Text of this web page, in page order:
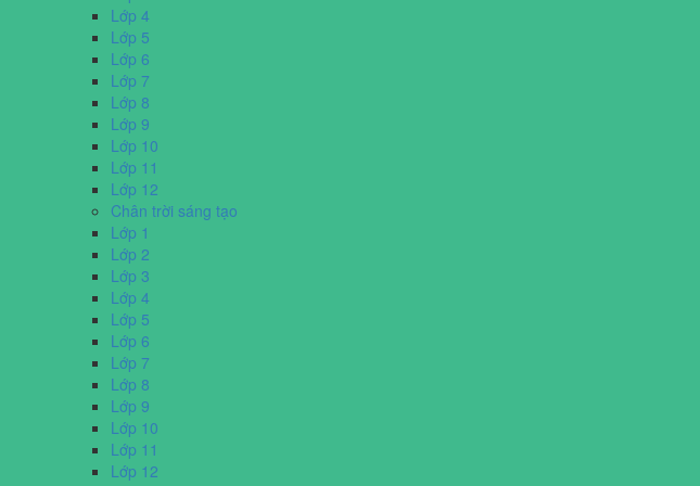
Lớp 4
Lớp 5
Lớp 6
Lớp 7
Lớp 8
Lớp 9
Lớp 10
Lớp 11
Lớp 12
Chân trời sáng tạo
Lớp 1
Lớp 2
Lớp 3
Lớp 4
Lớp 5
Lớp 6
Lớp 7
Lớp 8
Lớp 9
Lớp 10
Lớp 11
Lớp 12